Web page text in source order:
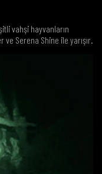
vahşi hayvanların
Serena Shine ile yarışır.